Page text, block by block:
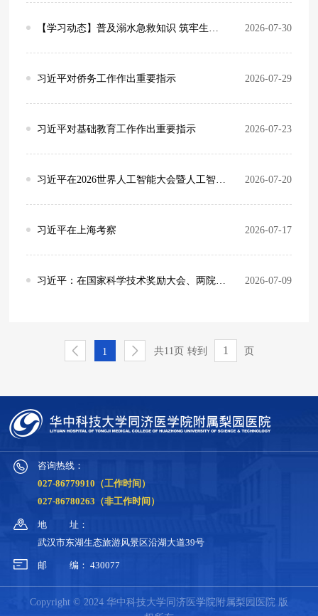
【学习动态】普及溺水急救知识 筑牢生命安全防线 门诊综合党支部开展防溺水健康科普宣教 2026-07-30
习近平对侨务工作作出重要指示 2026-07-29
习近平对基础教育工作作出重要指示 2026-07-23
习近平在2026世界人工智能大会暨人工智能全球治理高级别会议开幕式上的主旨讲话 2026-07-20
习近平在上海考察 2026-07-17
习近平：在国家科学技术奖励大会、两院院士大会、中国科协第十一次全国代表大会上的讲话 2026-07-09
1 共11页 转到 页
咨询热线：
027-86779910（工作时间）
027-86780263（非工作时间）
地
址：
武汉市东湖生态旅游风景区沿湖大道39号
邮 编： 430077
Copyright © 2024 华中科技大学同济医学院附属梨园医院 版